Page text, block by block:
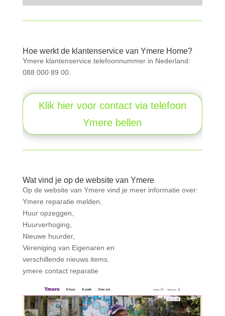
Hoe werkt de klantenservice van Ymere Home?
Ymere klantenservice telefoonnummer in Nederland:
088 000 89 00.
Klik hier voor contact via telefoon
Ymere bellen
Wat vind je op de website van Ymere
Op de website van Ymere vind je meer informatie over:
Ymere reparatie melden,
Huur opzeggen,
Huurverhoging,
Nieuwe huurder,
Vereniging van Eigenaren en
verschillende nieuws items.
ymere contact reparatie